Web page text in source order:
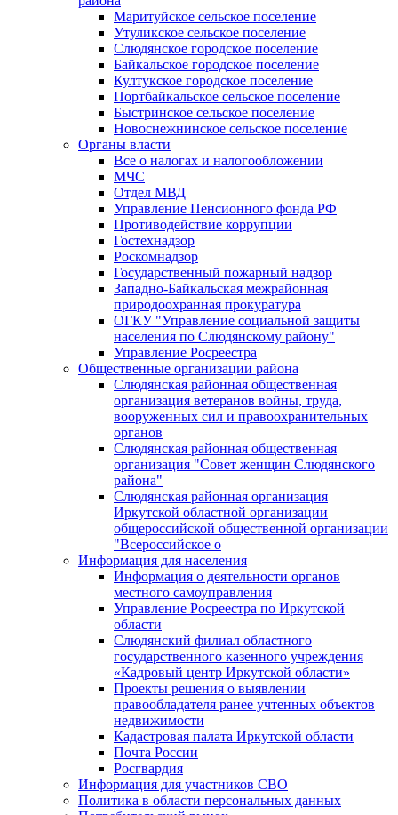
Маритуйское сельское поселение
Утуликское сельское поселение
Слюдянское городское поселение
Байкальское городское поселение
Култукское городское поселение
Портбайкальское сельское поселение
Быстринское сельское поселение
Новоснежнинское сельское поселение
Органы власти
Все о налогах и налогообложении
МЧС
Отдел МВД
Управление Пенсионного фонда РФ
Противодействие коррупции
Гостехнадзор
Роскомнадзор
Государственный пожарный надзор
Западно-Байкальская межрайонная
природоохранная прокуратура
ОГКУ "Управление социальной защиты
населения по Слюдянскому району"
Управление Росреестра
Общественные организации района
Слюдянская районная общественная
организация ветеранов войны, труда,
вооруженных сил и правоохранительных
органов
Слюдянская районная общественная
организация "Совет женщин Слюдянского
района"
Слюдянская районная организация
Иркутской областной организации
общероссийской общественной организации
"Всероссийское о
Информация для населения
Информация о деятельности органов
местного самоуправления
Управление Росреестра по Иркутской
области
Слюдянский филиал областного
государственного казенного учреждения
«Кадровый центр Иркутской области»
Проекты решения о выявлении
правообладателя ранее учтенных объектов
недвижимости
Кадастровая палата Иркутской области
Почта России
Росгвардия
Информация для участников СВО
Политика в области персональных данных